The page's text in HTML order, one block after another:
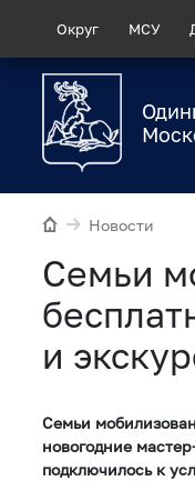
Округ МСУ
Новости
Семьи
и
Семьи
новогодние
подключилось к